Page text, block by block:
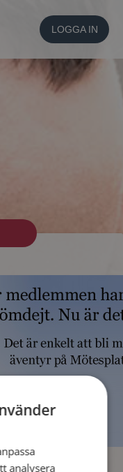
LOGGA IN
analysera